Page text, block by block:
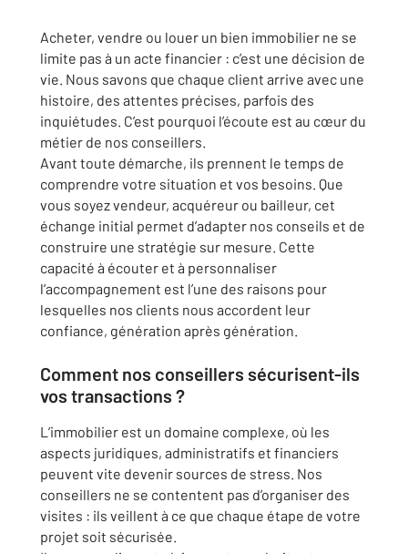
Acheter, vendre ou louer un bien immobilier ne se
limite pas à un acte financier : c’est une décision de
vie. Nous savons que chaque client arrive avec une
histoire, des attentes précises, parfois des
inquiétudes. C’est pourquoi l’écoute est au cœur du
métier de nos conseillers.
Avant toute démarche, ils prennent le temps de
comprendre votre situation et vos besoins. Que
vous soyez vendeur, acquéreur ou bailleur, cet
échange initial permet d’adapter nos conseils et de
construire une stratégie sur mesure. Cette
capacité à écouter et à personnaliser
l’accompagnement est l’une des raisons pour
lesquelles nos clients nous accordent leur
confiance, génération après génération.
Comment nos conseillers sécurisent-ils
vos transactions ?
L’immobilier est un domaine complexe, où les
aspects juridiques, administratifs et financiers
peuvent vite devenir sources de stress. Nos
conseillers ne se contentent pas d’organiser des
visites : ils veillent à ce que chaque étape de votre
projet soit sécurisée.